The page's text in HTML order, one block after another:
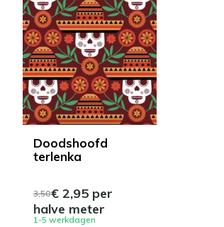
Doodshoofd
terlenka
3,50€ 2,95 per
halve meter
1-5 werkdagen